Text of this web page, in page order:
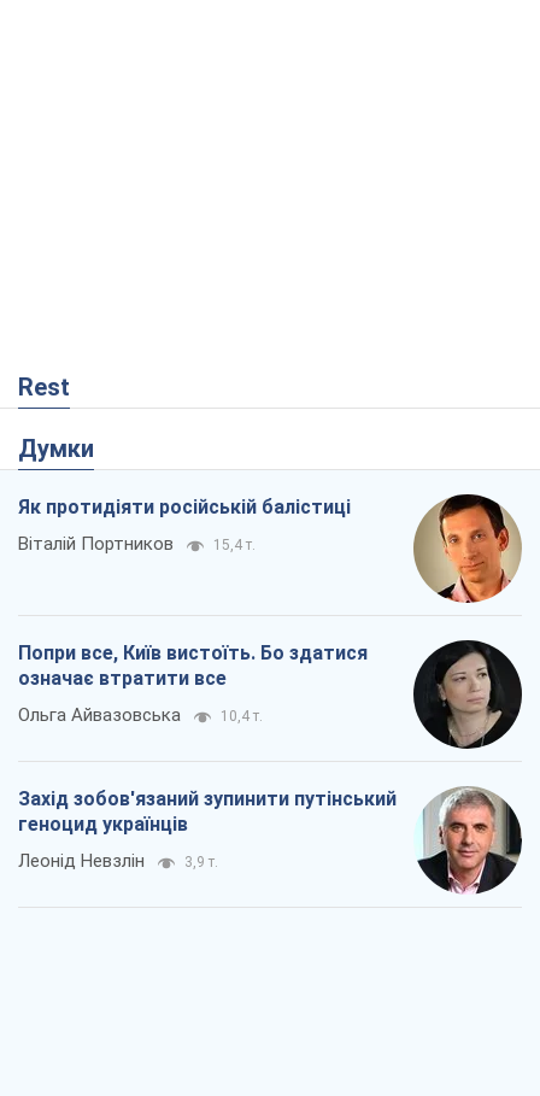
Rest
Думки
Як протидіяти російській балістиці
Віталій Портников 15,4 т.
Попри все, Київ вистоїть. Бо здатися
означає втратити все
Ольга Айвазовська 10,4 т.
Захід зобов'язаний зупинити путінський
геноцид українців
Леонід Невзлін 3,9 т.